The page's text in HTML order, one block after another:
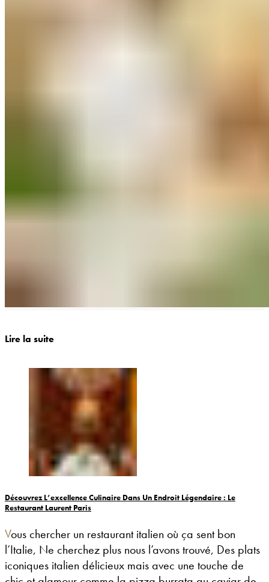
Lire la suite
Découvrez L’excellence Culinaire Dans Un Endroit Légendaire : Le
Restaurant Laurent Paris
Vous chercher un restaurant italien où ça sent bon
l’Italie, Ne cherchez plus nous l’avons trouvé, Des plats
iconiques italien délicieux mais avec une touche de